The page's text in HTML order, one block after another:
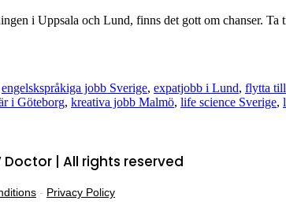
i Uppsala och Lund, finns det gott om chanser.
engelskspråkiga jobb Sverige, expatjobb i Lund, flytta
i Göteborg, kreativa jobb Malmö, life science Sverige,
Doctor | All rights reserved
- Privacy Policy